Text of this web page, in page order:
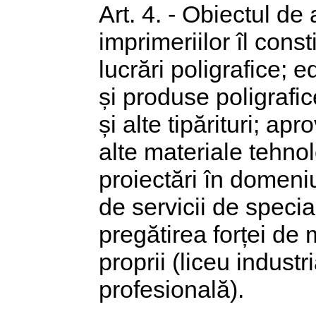
Art. 4. - Obiectul de
imprimeriilor îl
lucrări poligrafice;
și produse
și alte tipărituri;
alte materiale
proiectări în
de servicii de
pregătirea forței de
proprii (liceu
profesională).